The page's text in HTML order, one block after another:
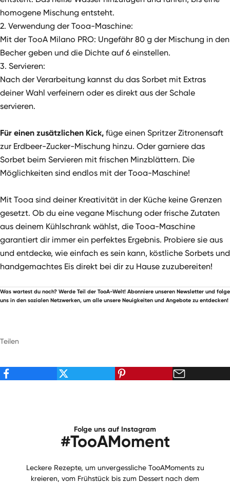
homogene Mischung entsteht.
2. Verwendung der Tooa-Maschine:
Mit der TooA Milano PRO: Ungefähr 80 g der Mischung in den
Becher geben und die Dichte auf 6 einstellen.
3. Servieren:
Nach der Verarbeitung kannst du das Sorbet mit Extras
deiner Wahl verfeinern oder es direkt aus der Schale
servieren.
Für einen zusätzlichen Kick, füge einen Spritzer Zitronensaft
zur Erdbeer-Zucker-Mischung hinzu. Oder garniere das
Sorbet beim Servieren mit frischen Minzblättern. Die
Möglichkeiten sind endlos mit der Tooa-Maschine!
Mit Tooa sind deiner Kreativität in der Küche keine Grenzen
gesetzt. Ob du eine vegane Mischung oder frische Zutaten
aus deinem Kühlschrank wählst, die Tooa-Maschine
garantiert dir immer ein perfektes Ergebnis. Probiere sie aus
und entdecke, wie einfach es sein kann, köstliche Sorbets und
handgemachtes Eis direkt bei dir zu Hause zuzubereiten!
Was wartest du noch? Werde Teil der TooA-Welt! Abonniere unseren Newsletter und folge
uns in den sozialen Netzwerken, um alle unsere Neuigkeiten und Angebote zu entdecken!
Teilen
Folge uns auf Instagram
#TooAMoment
Leckere Rezepte, um unvergessliche TooAMoments zu
kreieren, vom Frühstück bis zum Dessert nach dem